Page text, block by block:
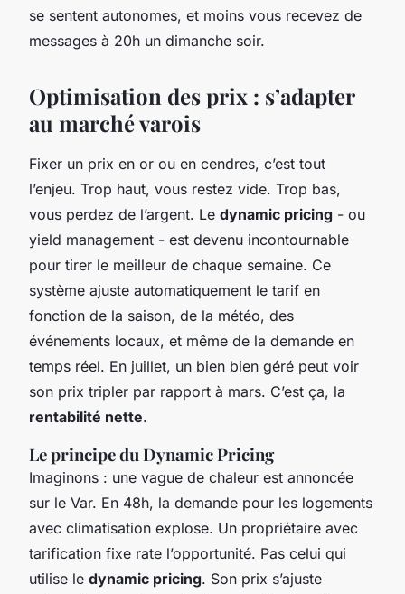
se sentent autonomes, et moins vous recevez de
messages à 20h un dimanche soir.
Optimisation des prix : s’adapter
au marché varois
Fixer un prix en or ou en cendres, c’est tout
l’enjeu. Trop haut, vous restez vide. Trop bas,
vous perdez de l’argent. Le dynamic pricing - ou
yield management - est devenu incontournable
pour tirer le meilleur de chaque semaine. Ce
système ajuste automatiquement le tarif en
fonction de la saison, de la météo, des
événements locaux, et même de la demande en
temps réel. En juillet, un bien bien géré peut voir
son prix tripler par rapport à mars. C’est ça, la
rentabilité nette.
Le principe du Dynamic Pricing
Imaginons : une vague de chaleur est annoncée
sur le Var. En 48h, la demande pour les logements
avec climatisation explose. Un propriétaire avec
tarification fixe rate l’opportunité. Pas celui qui
utilise le dynamic pricing. Son prix s’ajuste